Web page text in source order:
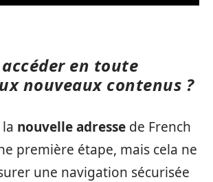
en toute
nouveaux contenus ?
nouvelle adresse de French
première étape, mais cela ne
une navigation sécurisée